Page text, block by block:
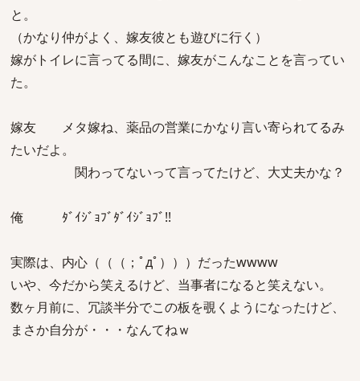
と。
（かなり仲がよく、嫁友彼とも遊びに行く）
嫁がトイレに言ってる間に、嫁友がこんなことを言ってい
た。
嫁友 メタ嫁ね、薬品の営業にかなり言い寄られてるみ
たいだよ。
関わってないって言ってたけど、大丈夫かな？
俺 ﾀﾞｲｼﾞｮﾌﾞﾀﾞｲｼﾞｮﾌﾞ!!
実際は、内心（（（；ﾟдﾟ）））だったwwww
いや、今だから笑えるけど、当事者になると笑えない。
数ヶ月前に、冗談半分でこの板を覗くようになったけど、
まさか自分が・・・なんてねｗ